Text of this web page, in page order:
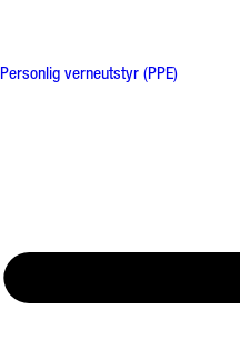
Personlig verneutstyr (PPE)